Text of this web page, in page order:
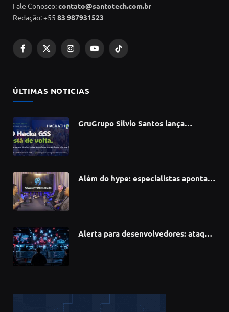
Fale Conosco:contato@santotech.com.br
Redação: +55 83 987931523
Facebook
X
InstagramYouTubeTikTok
ÚLTIMAS NOTICIAS
GruGrupo Silvio Santos lança
Além do hype: especialistas apontam
Alerta para desenvolvedores: ataque